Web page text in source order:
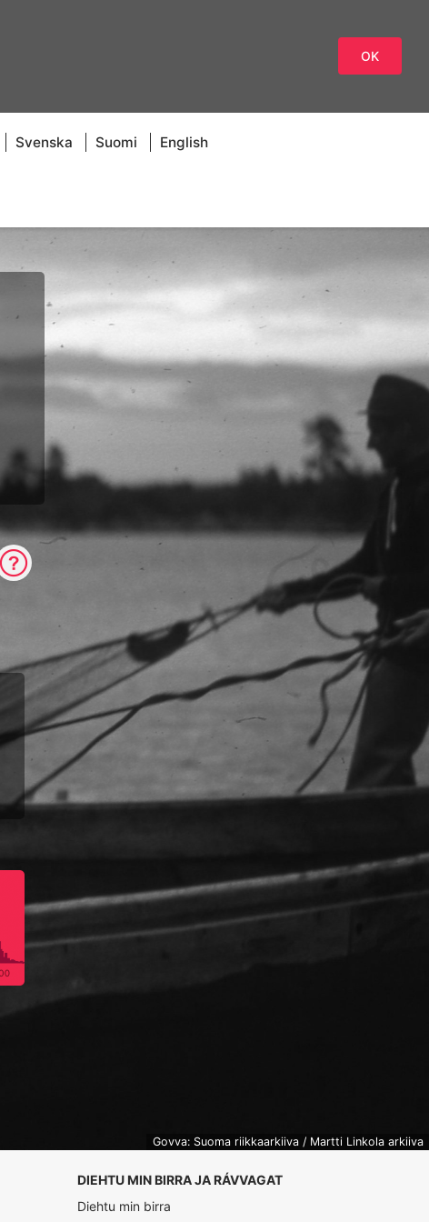
OK
Svenska Suomi English
Govva: Suoma riikkaarkiiva / Martti Linkola arkiiva
DIEHTU MIN BIRRA JA RÁVVAGAT
Diehtu min birra